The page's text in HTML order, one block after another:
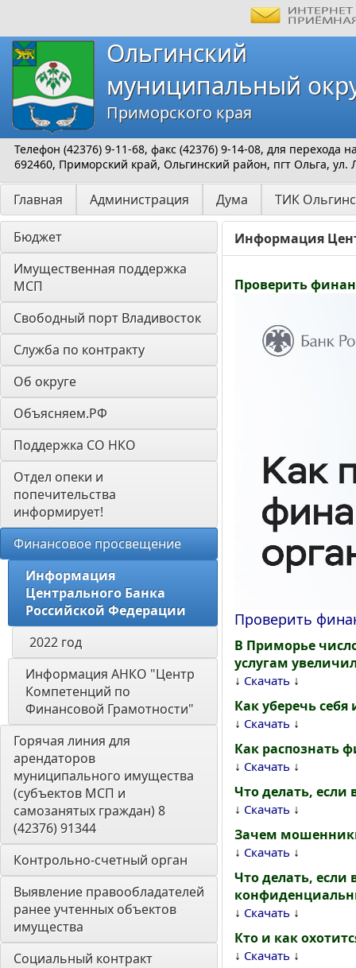
Ольгинский
муниципальный
Приморского края
Телефон (42376) 9-11-68, факс (42376) 9-14-08, для перехода
692460, Приморский край, Ольгинский район, пгт Ольга, ул.
Главная Администрация Дума ТИК
Бюджет
Имущественная поддержка
МСП
Свободный порт Владивосток
Служба по контракту
Об округе
Объясняем.РФ
Поддержка СО НКО
Отдел опеки и
попечительства
информирует!
Финансовое просвещение
Информация
Центрального Банка
Российской Федерации
2022 год
Информация АНКО "Центр
Компетенций по
Финансовой Грамотности"
Горячая линия для
арендаторов
муниципального имущества
(субъектов МСП и
самозанятых граждан) 8
(42376) 91344
Контрольно-счетный орган
Выявление правообладателей
ранее учтенных объектов
имущества
Социальный контракт
Информация
Проверить
Проверить
В Приморье
услугам
↓ Скачать ↓
Как уберечь
↓ Скачать ↓
Как распознать
↓ Скачать ↓
Что делать,
↓ Скачать ↓
Зачем
↓ Скачать ↓
Что делать, если
↓ Скачать ↓
Кто и как
↓ Скачать ↓